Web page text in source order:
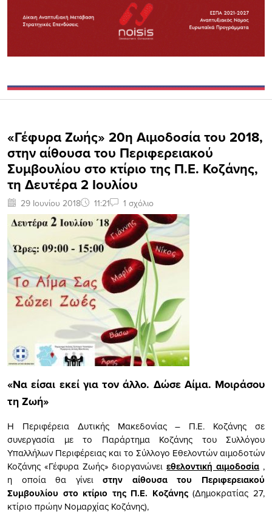
«Γέφυρα Ζωής» 20η Αιμοδοσία του 2018,
στην αίθουσα του Περιφερειακού
Συμβουλίου στο κτίριο της Π.Ε. Κοζάνης,
τη Δευτέρα 2 Ιουλίου
29 Ιουνίου 2018 11:21 1 σχόλιο
«Να είσαι εκεί για τον άλλο. Δώσε Αίμα. Μοιράσου
τη Ζωή»
Η Περιφέρεια Δυτικής Μακεδονίας – Π.Ε. Κοζάνης σε
συνεργασία με το Παράρτημα Κοζάνης του Συλλόγου
Υπαλλήλων Περιφέρειας και το Σύλλογο Εθελοντών αιμοδοτών
Κοζάνης «Γέφυρα Ζωής» διοργανώνειεθελοντική αιμοδοσία ,
η οποία
θα γίνειστην αίθουσα του Περιφερειακού
Συμβουλίου στο κτίριο της Π.Ε. Κοζάνης(Δημοκρατίας 27,
κτίριο πρώην Νομαρχίας Κοζάνης),